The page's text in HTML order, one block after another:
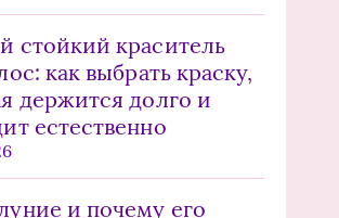
стойкий краситель
как выбрать краску,
держится долго и
естественно
и почему его